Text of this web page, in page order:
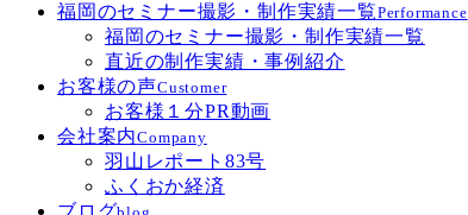
福岡のセミナー撮影・制作実績一覧Performance
福岡のセミナー撮影・制作実績一覧
直近の制作実績・事例紹介
お客様の声Customer
お客様１分PR動画
会社案内Company
羽山レポート83号
ふくおか経済
ブログ